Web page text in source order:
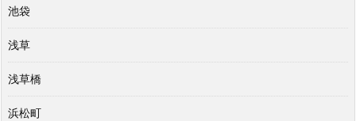
池袋
浅草
浅草橋
浜松町